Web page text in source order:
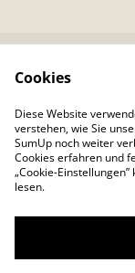
ungen
©2026Colour
Cookies
Diese Website
verstehen, wie Sie
SumUp noch weiter
Cookies erfahren und
„Cookie-
lesen.